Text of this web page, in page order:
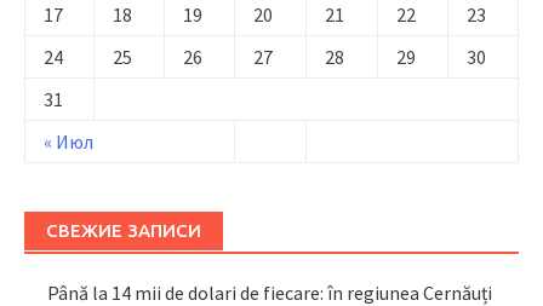
« Июл
17
18 19 20 21 22
23
24
25 26 27 28 29
30
31
СВЕЖИЕ ЗАПИСИ
Până la 14 mii de dolari de fiecare: în regiunea Cernăuți